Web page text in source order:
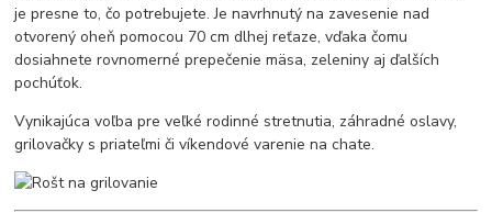
je presne to, čo potrebujete. Je navrhnutý na zavesenie nad
otvorený oheň pomocou 70 cm dlhej reťaze, vďaka čomu
dosiahnete rovnomerné prepečenie mäsa, zeleniny aj ďalších
pochúťok.
Vynikajúca voľba pre veľké rodinné stretnutia, záhradné oslavy,
grilovačky s priateľmi či víkendové varenie na chate.